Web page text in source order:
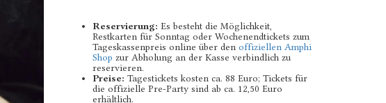
Reservierung: Es besteht die Möglichkeit,
Restkarten für Sonntag oder Wochenendtickets zum
Tageskassenpreis online über den offiziellen Amphi
Shop zur Abholung an der Kasse verbindlich zu
reservieren.
Preise: Tagestickets kosten ca. 88 Euro; Tickets für
die offizielle Pre-Party sind ab ca. 12,50 Euro
erhältlich.